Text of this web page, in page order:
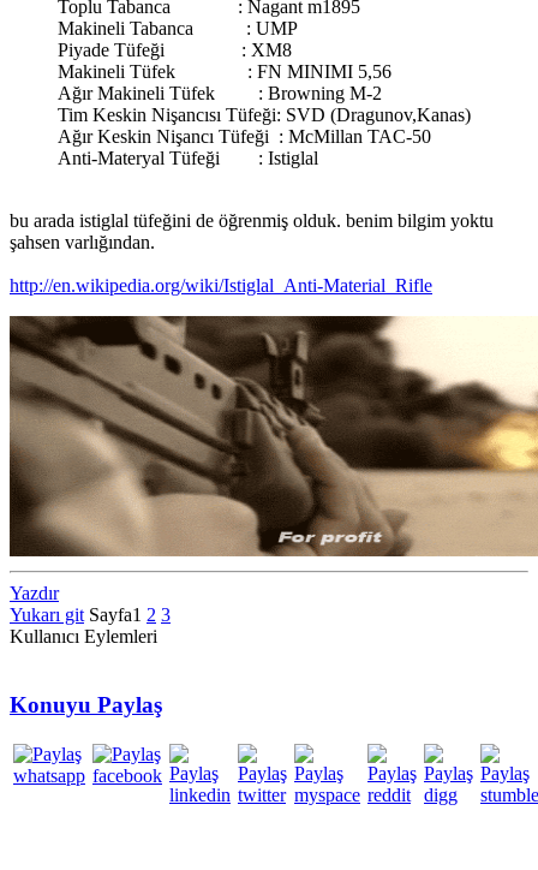
Toplu Tabanca : Nagant m1895
Makineli Tabanca : UMP
Piyade Tüfeği : XM8
Makineli Tüfek : FN MINIMI 5,56
Ağır Makineli Tüfek : Browning M-2
Tim Keskin Nişancısı Tüfeği: SVD (Dragunov,Kanas)
Ağır Keskin Nişancı Tüfeği : McMillan TAC-50
Anti-Materyal Tüfeği : Istiglal
bu arada istiglal tüfeğini de öğrenmiş olduk. benim bilgim yoktu
şahsen varlığından.
http://en.wikipedia.org/wiki/Istiglal_Anti-Material_Rifle
Yazdır
Yukarı git Sayfa1 2 3
Kullanıcı Eylemleri
Konuyu Paylaş